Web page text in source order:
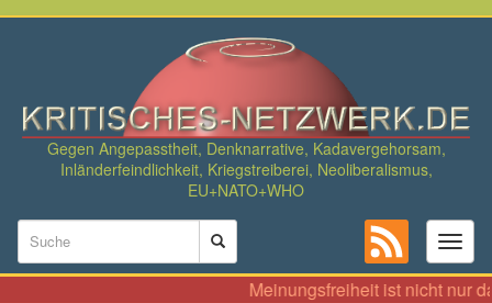
Direkt
Gegen Angepasstheit, Denknarrative, Kadavergehorsam,
Inländerfeindlichkeit, Kriegstreiberei, Neoliberalismus,
EU+NATO+WHO
Suchformular
Suche
Meinungsfreiheit ist nicht nur